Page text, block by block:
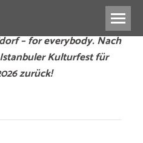
– for everybody. Nach
Kulturfest für
zurück!